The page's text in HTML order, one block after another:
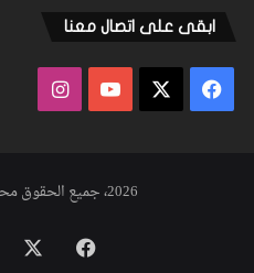
ابقى على اتصال معنا
فيسبوك ‫YouTubeانستقرام
2026، جميع الحقوق محفوظة | Sportime Tv
فيسبوك